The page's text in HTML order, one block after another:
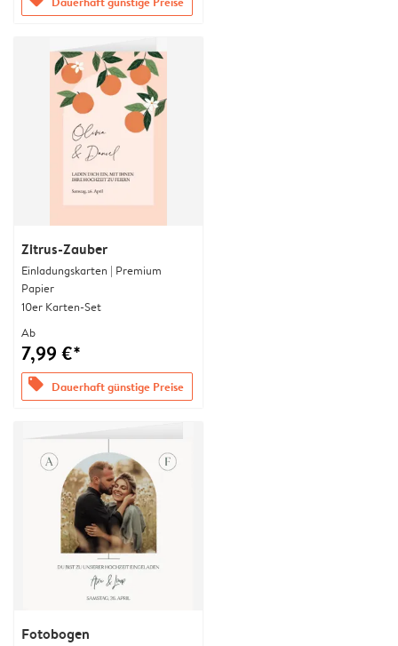
Zitrus-Zauber
Einladungskarten | Premium
Papier
10er Karten-Set
Ab
7,99 €*
offers Dauerhaft günstige Preise
Fotobogen